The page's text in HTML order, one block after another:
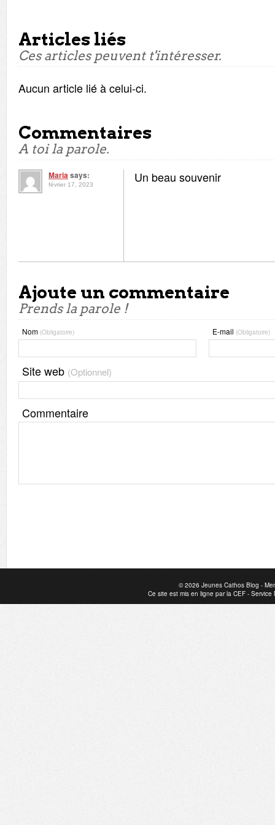
Articles liés
Ces articles peuvent t'intéresser.
Aucun article lié à celui-ci.
Commentaires
A toi la parole.
Mariasays:
février 17, 2023 Un beau souvenir
Ajoute un commentaire
Prends la parole !
Nom (Obligatoire) E-mail (Obligatoire)
Site web (Optionnel)
Commentaire
© 2026Jeunes Cathos Blog-
Ce site est mis en ligne par laCEF-Service